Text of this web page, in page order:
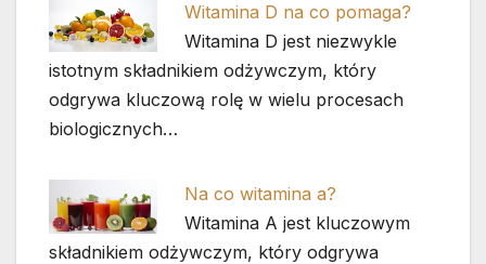
Witamina D na co pomaga?
Witamina D jest niezwykle
istotnym składnikiem odżywczym, który
odgrywa kluczową rolę w wielu procesach
biologicznych…
Na co witamina a?
Witamina A jest kluczowym
składnikiem odżywczym, który odgrywa